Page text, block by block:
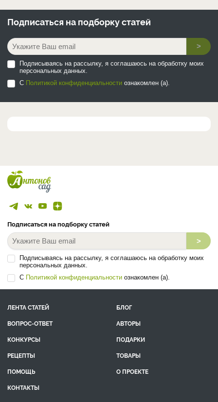
Подписаться на подборку статей
>
Подписываясь на рассылку, я соглашаюсь на обработку моих
персональных данных.
С Политикой конфиденциальности ознакомлен (а).
Подписаться на подборку статей
>
Подписываясь на рассылку, я соглашаюсь на обработку моих
персональных данных.
С Политикой конфиденциальности ознакомлен (а).
ЛЕНТА СТАТЕЙ
БЛОГ
ВОПРОС-ОТВЕТ
АВТОРЫ
КОНКУРСЫ
ПОДАРКИ
РЕЦЕПТЫ
ТОВАРЫ
ПОМОЩЬ
О ПРОЕКТЕ
КОНТАКТЫ